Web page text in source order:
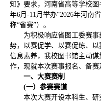
知》要求，河南省高等学校
年6月-11月举办“2026年河南
称“省赛”）。
为积极响应省图工委赛
势，以赛促学、以赛促练、
信息素养，我校图书馆主动
作，现就本次赛事报名、备赛
一、大赛赛制
(一）参赛赛道
本次大赛开设本科生、